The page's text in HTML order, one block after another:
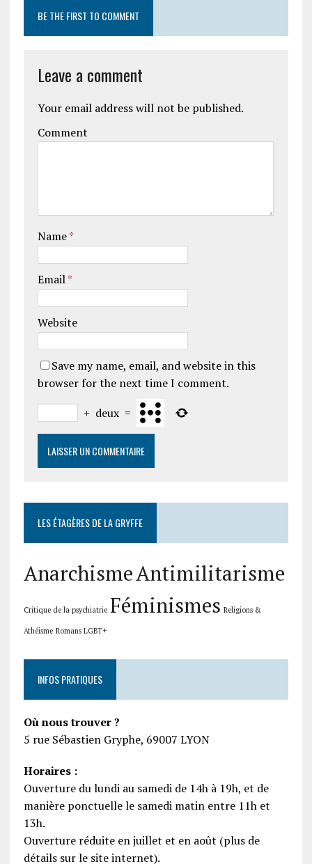
BE THE FIRST TO COMMENT
Leave a comment
Your email address will not be published.
Comment
Name*
Email*
Website
Save my name, email, and website in this
browser for the next time I comment.
+ deux =
LES ÉTAGÈRES DE LA GRYFFE
AnarchismeAntimilitarisme
Critique de la psychiatrie Féminismes Religions &
Athéisme Romans LGBT+
INFOS PRATIQUES
Où nous trouver ?
5 rue Sébastien Gryphe, 69007 LYON
Horaires :
Ouverture du lundi au samedi de 14h à 19h, et de
manière ponctuelle le samedi matin entre 11h et
13h.
Ouverture réduite en juillet et en août (plus de
détails sur le site internet).